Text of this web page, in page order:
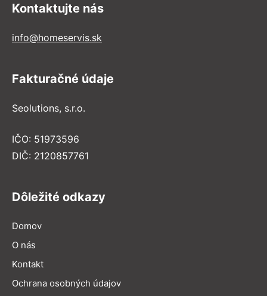
Kontaktujte nás
info@homeservis.sk
Fakturačné údaje
Seolutions, s.r.o.
IČO: 51973596
DIČ: 2120857761
Dôležité odkazy
Domov
O nás
Kontakt
Ochrana osobných údajov